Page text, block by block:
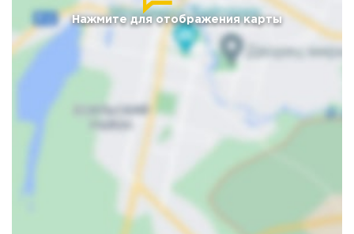
Нажмите для отображения карты